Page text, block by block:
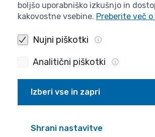
boljšo uporabniško izkušnjo in
kakovostne vsebine. Preberite več
Nujni piškotki
Analitični piškotki
Izberi vse in zapri
Shrani nastavitve